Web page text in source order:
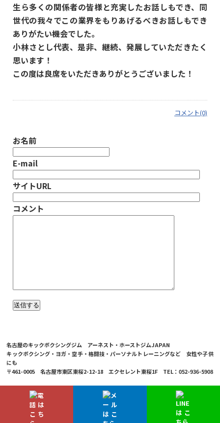
生ら多くの関係者の皆様と充実したお話しもでき、同
世代の我々でこの業界をもりあげるべきお話しもでき
ありがたい機会でした。
小林さとし代表、是非、継続、発展していただきたく
思います！
この度は良席をいただきありがとうございました！
コメント(0)
お名前
E-mail
サイトURL
コメント
名古屋のキックボクシングジム アーネスト・ホーストジムJAPAN
キックボクシング・ヨガ・空手・格闘技・パーソナルトレーニングなど 女性や子供
にも
〒461-0005 名古屋市東区東桜2-12-18 エクセレント東桜1F TEL：052-936-5908
© 2026 Ernesto Hoost Gym Japan Co.,LTD.